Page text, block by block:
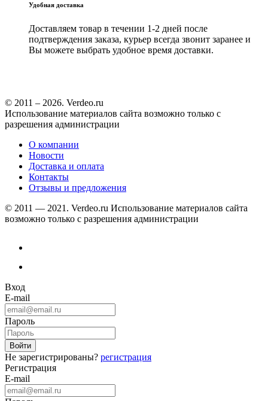
Удобная доставка
Доставляем товар в течении 1-2 дней после
подтверждения заказа, курьер всегда звонит заранее и
Вы можете выбрать удобное время доставки.
© 2011 – 2026. Verdeo.ru
Использование материалов сайта возможно только с
разрешения администрации
О компании
Новости
Доставка и оплата
Контакты
Отзывы и предложения
© 2011 — 2021. Verdeo.ru Использование материалов сайта
возможно только с разрешения администрации
Вход
E-mail
Пароль
Не зарегистрированы? регистрация
Регистрация
E-mail